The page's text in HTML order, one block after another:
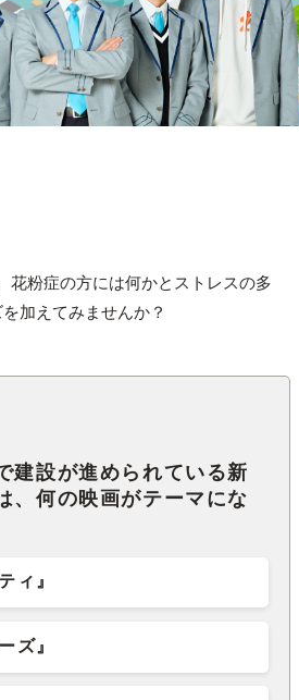
花粉症の方には何かとストレスの多
加えてみませんか？
建設が進められている新
、何の映画がテーマにな
ィ』
ズ』